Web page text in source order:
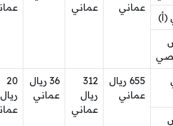
عماني
عماني
(أ)
655 ريال
عماني
312
ريال
عماني
36 ريال
عماني
20
ريال